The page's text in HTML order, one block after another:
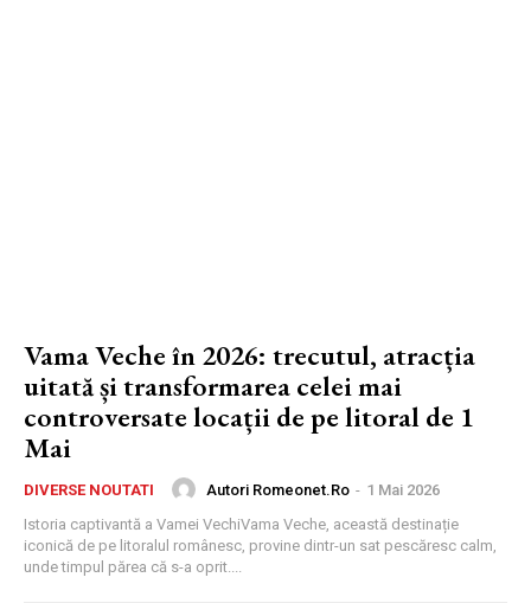
Vama Veche în 2026: trecutul, atracția
uitată și transformarea celei mai
controversate locații de pe litoral de 1
Mai
DIVERSE NOUTATI Autori Romeonet.ro - 1 Mai 2026
Istoria captivantă a Vamei VechiVama Veche, această destinație
iconică de pe litoralul românesc, provine dintr-un sat pescăresc calm,
unde timpul părea că s-a oprit....